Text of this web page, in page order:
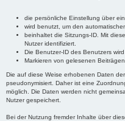
die persönliche Einstellung über
wird benutzt, um den
beinhaltet die Sitzungs-ID. Mit
Nutzer identifiziert.
Die Benutzer-ID des Benutzers
Markieren von gelesenen Beiträgen
Die auf diese Weise erhobenen Daten
pseudonymisiert. Daher ist eine
möglich. Die Daten werden nicht
Nutzer gespeichert.
Bei der Nutzung fremder Inhalte über